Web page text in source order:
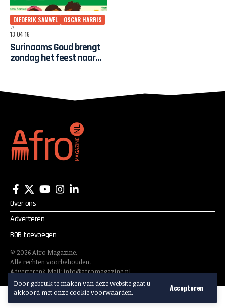
Door gebruik te maken van deze website gaat u
akkoord met onze cookie voorwaarden.
Accepteren
DIEDERIK SAMWEL
OSCAR HARRIS
13-04-16
Surinaams Goud brengt
zondag het feest naar
Over ons
Adverteren
BOB toevoegen
© 2026Afro Magazine.
Alle rechten voorbehouden.
Adverteren? Mail:info@afromagazine.nl